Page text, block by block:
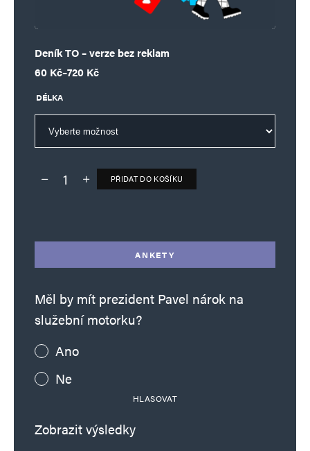
Deník TO – verze bez reklam
60 Kč–720 Kč
Rozpětí cen: 60 Kč až 720 Kč
DÉLKA
Deník TO – verze bez reklam množství
PŘIDAT DO KOŠÍKU
ANKETY
Měl by mít prezident Pavel nárok na
služební motorku?
Ano
Ne
HLASOVAT
Zobrazit výsledky